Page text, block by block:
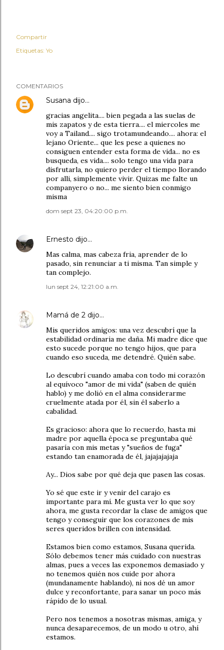
Compartir
Etiquetas: Yo
COMENTARIOS
Susana dijo…
gracias angelita.... bien pegada a las suelas de
mis zapatos y de esta tierra.... el miercoles me
voy a Tailand.... sigo trotamundeando.... ahora: el
lejano Oriente... que les pese a quienes no
consiguen entender esta forma de vida... no es
busqueda, es vida.... solo tengo una vida para
disfrutarla, no quiero perder el tiempo llorando
por alli, simplemente vivir. Quizas me falte un
companyero o no... me siento bien conmigo
misma
dom sept 23, 04:20:00 p.m.
Ernesto dijo…
Mas calma, mas cabeza fria, aprender de lo
pasado, sin renunciar a ti misma. Tan simple y
tan complejo.
lun sept 24, 12:21:00 a.m.
Mamá de 2 dijo…
Mis queridos amigos: una vez descubrí que la
estabilidad ordinaria me daña. Mi madre dice que
esto sucede porque no tengo hijos, que para
cuando eso suceda, me detendré. Quién sabe.
Lo descubrí cuando amaba con todo mi corazón
al equívoco "amor de mi vida" (saben de quién
hablo) y me dolió en el alma considerarme
cruelmente atada por él, sin él saberlo a
cabalidad.
Es gracioso: ahora que lo recuerdo, hasta mi
madre por aquella época se preguntaba qué
pasaría con mis metas y "sueños de fuga"
estando tan enamorada de él, jajajajajaja
Ay... Dios sabe por qué deja que pasen las cosas.
Yo sé que este ir y venir del carajo es
importante para mí. Me gusta ver lo que soy
ahora, me gusta recordar la clase de amigos que
tengo y conseguir que los corazones de mis
seres queridos brillen con intensidad.
Estamos bien como estamos, Susana querida.
Sólo debemos tener más cuidado con nuestras
almas, pues a veces las exponemos demasiado y
no tenemos quién nos cuide por ahora
(mundanamente hablando), ni nos dé un amor
dulce y reconfortante, para sanar un poco más
rápido de lo usual.
Pero nos tenemos a nosotras mismas, amiga, y
nunca desaparecemos, de un modo u otro, ahí
estamos.